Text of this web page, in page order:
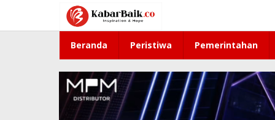
konten
Beranda Peristiwa Pemerintahan